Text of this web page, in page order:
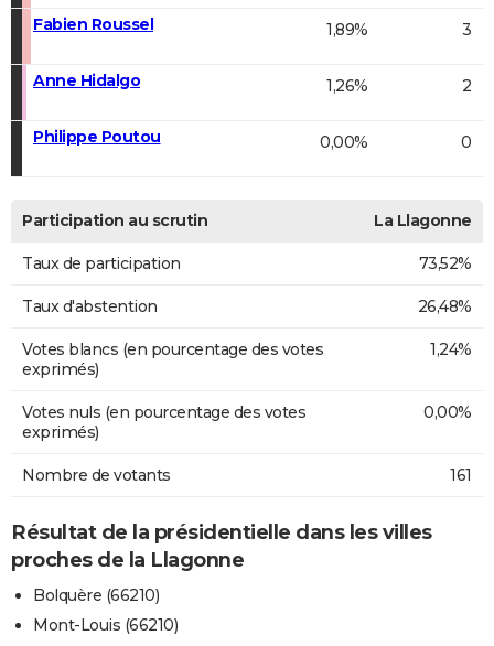
Fabien Roussel 1,89% 3
Anne Hidalgo 1,26% 2
Philippe Poutou 0,00% 0
Participation au scrutin La Llagonne
Taux de participation 73,52%
Taux d'abstention 26,48%
Votes blancs (en pourcentage des votes
exprimés)
1,24%
Votes nuls (en pourcentage des votes
exprimés)
0,00%
Nombre de votants 161
Résultat de la présidentielle dans les villes
proches de la Llagonne
Bolquère (66210)
Mont-Louis (66210)